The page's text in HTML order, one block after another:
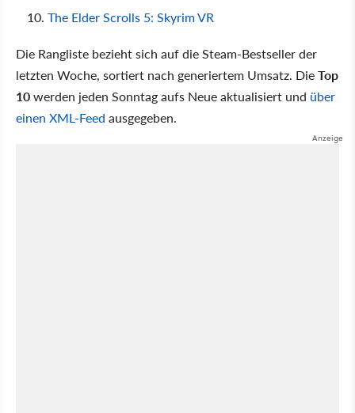
The Elder Scrolls 5: Skyrim VR
Die Rangliste bezieht sich auf die Steam-Bestseller der
letzten Woche, sortiert nach generiertem Umsatz. DieTop
10werden jeden Sonntag aufs Neue aktualisiert und über
einen XML-Feed ausgegeben.